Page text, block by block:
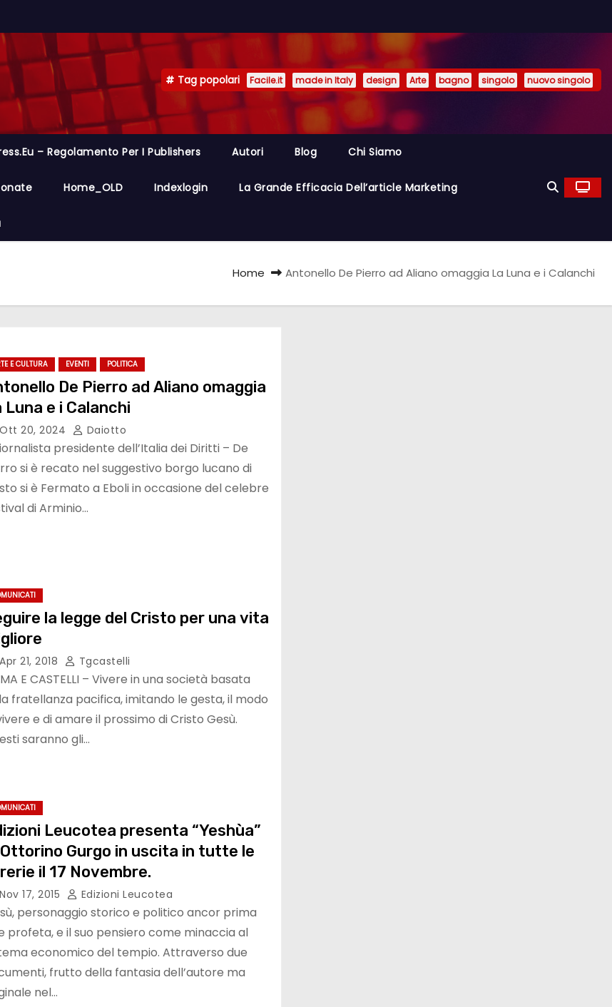
Tag popolari Facile.it made in Italy design Arte bagno singolo nuovo singolo
– Regolamento Per I Publishers Autori Blog Chi Siamo
Home_OLD Indexlogin La Grande Efficacia Dell’article Marketing
Home Antonello De Pierro ad Aliano omaggia La Luna e i Calanchi
E CULTURA EVENTI POLITICA
De Pierro ad Aliano omaggia
Luna e i Calanchi
Ott 20, 2024 Daiotto
presidente dell’Italia dei Diritti – De
si è recato nel suggestivo borgo lucano di
si è Fermato a Eboli in occasione del celebre
di Arminio…
la legge del Cristo per una vita
Apr 21, 2018 Tgcastelli
E CASTELLI – Vivere in una società basata
fratellanza pacifica, imitando le gesta, il modo
e di amare il prossimo di Cristo Gesù.
saranno gli…
Leucotea presenta “Yeshùa”
Gurgo in uscita in tutte le
il 17 Novembre.
Nov 17, 2015 Edizioni Leucotea
personaggio storico e politico ancor prima
profeta, e il suo pensiero come minaccia al
economico del tempio. Attraverso due
frutto della fantasia dell’autore ma
nel…